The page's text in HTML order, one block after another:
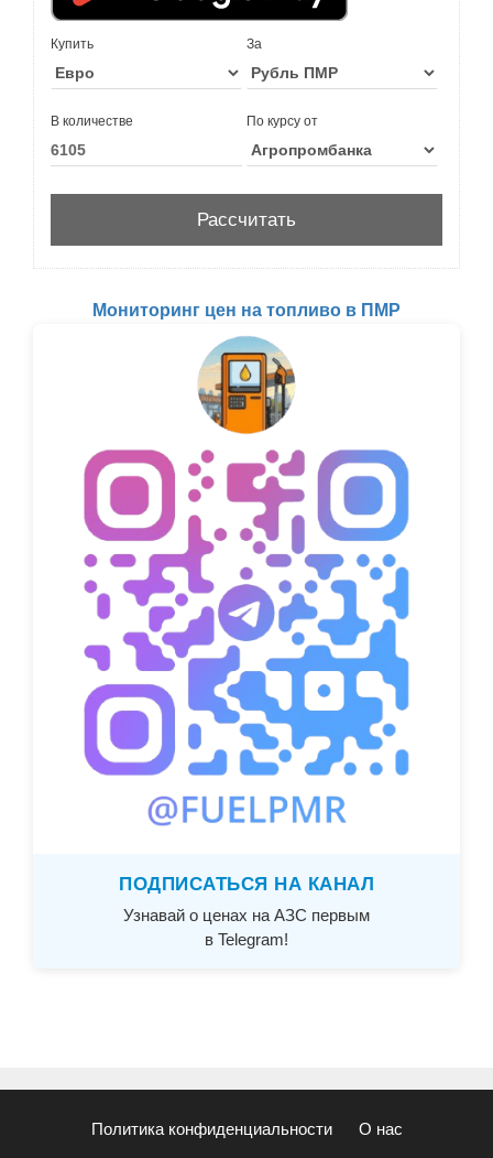
Купить За
В количестве По курсу от
Мониторинг цен на топливо в ПМР
ПОДПИСАТЬСЯ НА КАНАЛ
Узнавай о ценах на АЗС первым
в Telegram!
Политика конфиденциальности О нас